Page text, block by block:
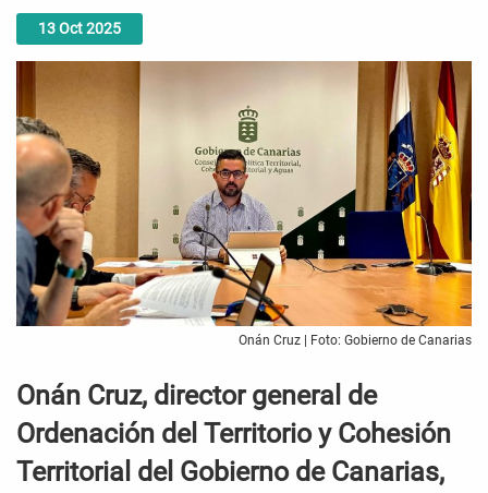
13Oct2025
Onán Cruz | Foto: Gobierno de Canarias
Onán Cruz, director general de
Ordenación del Territorio y Cohesión
Territorial del Gobierno de Canarias,